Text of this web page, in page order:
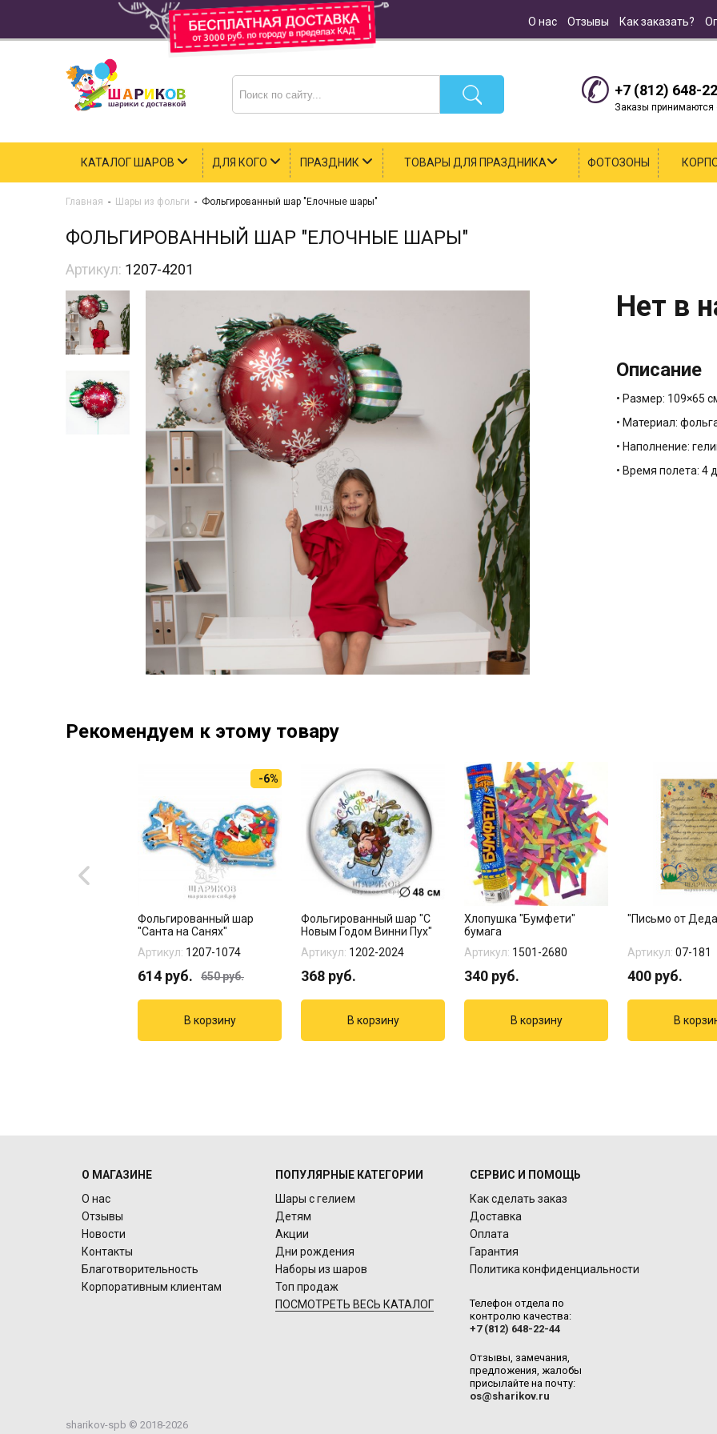
О нас Отзывы Как заказать?
+7 (812) 648-
Заказы принимаются
КАТАЛОГ ШАРОВ ДЛЯ КОГО ПРАЗДНИК ТОВАРЫ ДЛЯ ПРАЗДНИКА ФОТОЗОНЫ
Главная - Шары из фольги - Фольгированный шар "Елочные шары"
ФОЛЬГИРОВАННЫЙ ШАР "ЕЛОЧНЫЕ ШАРЫ"
Артикул: 1207-4201
Нет в
Описание
• Размер: 109×65
• Материал:
• Наполнение:
• Время полета: 4
Рекомендуем к этому товару
-6%
Фольгированный шар
"Санта на Санях"
Артикул: 1207-1074
614 руб. 650руб.
Фольгированный шар "С
Новым Годом Винни Пух"
Артикул: 1202-2024
368 руб.
Хлопушка "Бумфети"
бумага
Артикул: 1501-2680
340 руб.
"Письмо от
Артикул: 07-181
400 руб.
О МАГАЗИНЕ
О нас
Отзывы
Новости
Контакты
Благотворительность
Корпоративным клиентам
ПОПУЛЯРНЫЕ КАТЕГОРИИ
Шары с гелием
Детям
Акции
Дни рождения
Наборы из шаров
Топ продаж
ПОСМОТРЕТЬ ВЕСЬ КАТАЛОГ
СЕРВИС И ПОМОЩЬ
Как сделать заказ
Доставка
Оплата
Гарантия
Политика конфиденциальности
Телефон отдела по
контролю качества:
+7 (812) 648-22-44
Отзывы, замечания,
предложения, жалобы
присылайте на почту:
os@sharikov.ru
sharikov-spb © 2018-2026